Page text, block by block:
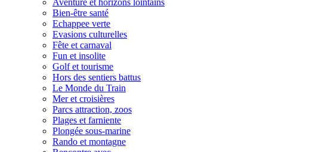
Aventure et horizons lointains
Bien-être santé
Echappee verte
Evasions culturelles
Fête et carnaval
Fun et insolite
Golf et tourisme
Hors des sentiers battus
Le Monde du Train
Mer et croisières
Parcs attraction, zoos
Plages et farniente
Plongée sous-marine
Rando et montagne